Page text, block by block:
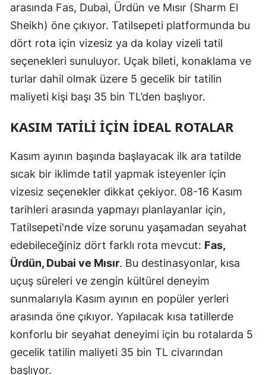
arasında Fas, Dubai, Ürdün ve Mısır (Sharm El
Sheikh) öne çıkıyor. Tatilsepeti platformunda bu
dört rota için vizesiz ya da kolay vizeli tatil
seçenekleri sunuluyor. Uçak bileti, konaklama ve
turlar dahil olmak üzere 5 gecelik bir tatilin
maliyeti kişi başı 35 bin TL’den başlıyor.
KASIM TATILI İÇIN İDEAL ROTALAR
Kasım ayının başında başlayacak ilk ara tatilde
sıcak bir iklimde tatil yapmak isteyenler için
vizesiz seçenekler dikkat çekiyor. 08-16 Kasım
tarihleri arasında yapmayı planlayanlar için,
Tatilsepeti'nde vize sorunu yaşamadan seyahat
edebileceğiniz dört farklı rota mevcut: Fas,
Ürdün, Dubai ve Mısır. Bu destinasyonlar, kısa
uçuş süreleri ve zengin kültürel deneyim
sunmalarıyla Kasım ayının en popüler yerleri
arasında öne çıkıyor. Yapılacak kısa tatillerde
konforlu bir seyahat deneyimi için bu rotalarda 5
gecelik tatilin maliyeti 35 bin TL civarından
başlıyor.